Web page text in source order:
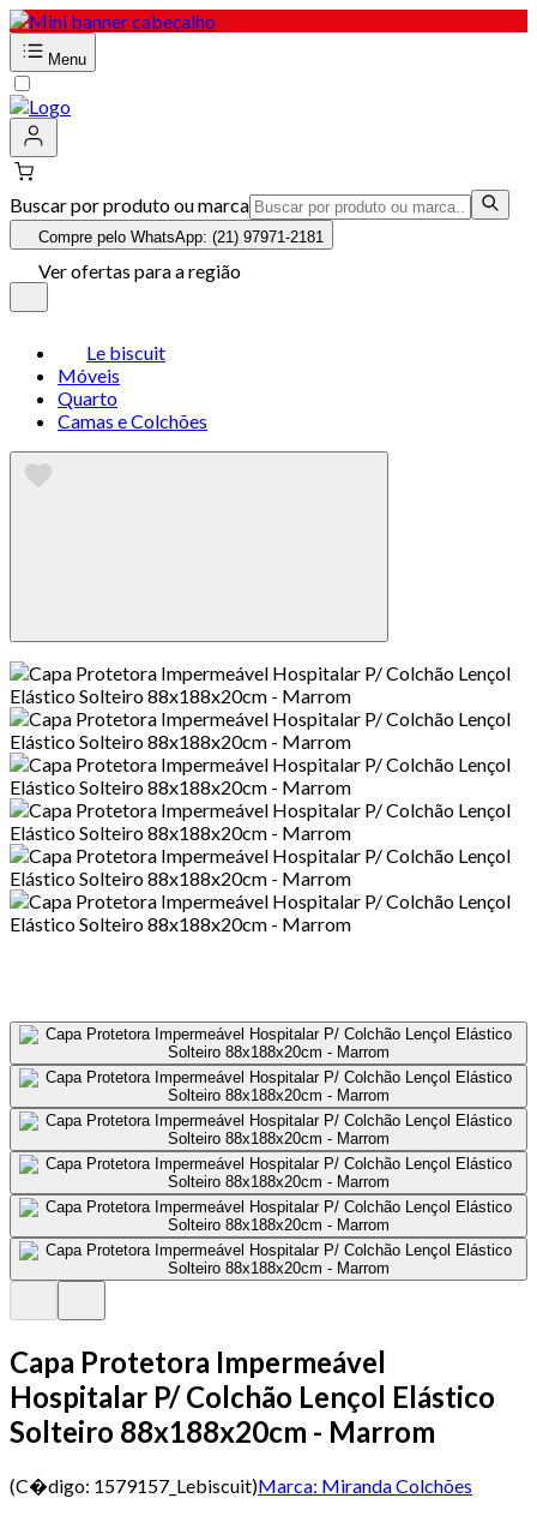
Menu
Buscar por produto ou marca
Compre pelo WhatsApp: (21) 97971-2181
Ver ofertas para a região
Le biscuit
Móveis
Quarto
Camas e Colchões
Capa Protetora Impermeável
Hospitalar P/ Colchão Lençol Elástico
Solteiro 88x188x20cm - Marrom
(C�digo: 1579157_Lebiscuit)Marca: Miranda Colchões